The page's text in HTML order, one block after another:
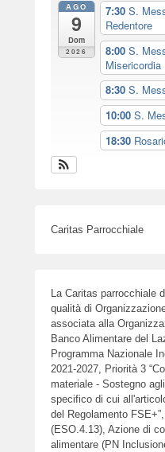
AGO
9
Dom
2026
7:30 S.
Redentore
8:00 S.
Misericordia
8:30 S.
10:00 S.
18:30
Caritas Parrocchiale
La Caritas parrocchiale
qualità di
associata alla
Banco Alimentare del
Programma Nazionale
2021-2027, Priorità 3
materiale - Sostegno
specifico di cui
del Regolamento
(ESO.4.13), Azione di
alimentare (PN